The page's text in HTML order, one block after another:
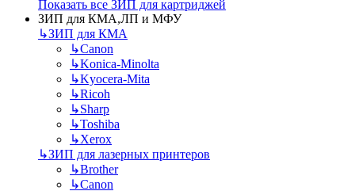
Показать все ЗИП для картриджей
ЗИП для КМА,ЛП и МФУ
↳ЗИП для КМА
↳Canon
↳Konica-Minolta
↳Kyocera-Mita
↳Ricoh
↳Sharp
↳Toshiba
↳Xerox
↳ЗИП для лазерных принтеров
↳Brother
↳Canon